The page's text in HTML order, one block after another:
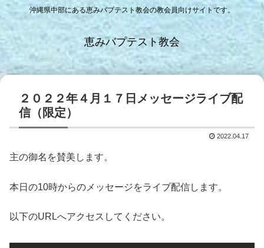
沖縄県中部にある恵みバプテスト教会の教会員向けサイトです。
恵みバプテスト教会
２０２２年４月１７日メッセージライブ配
信（限定）
2022.04.17
主の御名を賛美します。
本日の10時からのメッセージをライブ配信します。
以下のURLへアクセスしてください。